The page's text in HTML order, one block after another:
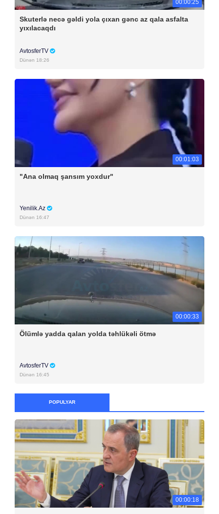
00:00:25
Skuterlə necə gəldi yola çıxan gənc az qala asfalta
yıxılacaqdı
AvtosferTV
Dünən 18:26
00:01:03
"Ana olmaq şansım yoxdur"
Yenilik.Az
Dünən 16:47
00:00:33
Ölümlə yadda qalan yolda təhlükəli ötmə
AvtosferTV
Dünən 16:45
POPULYAR
00:00:18